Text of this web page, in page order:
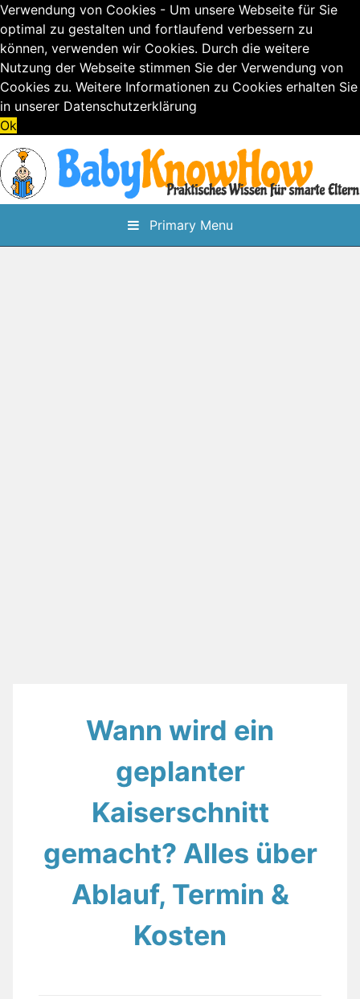
Verwendung von Cookies - Um unsere Webseite für Sie
optimal zu gestalten und fortlaufend verbessern zu
können, verwenden wir Cookies. Durch die weitere
Nutzung der Webseite stimmen Sie der Verwendung von
Cookies zu. Weitere Informationen zu Cookies erhalten Sie
in unserer Datenschutzerklärung
Ok
Skip
to
content
Primary Menu
Wann wird ein
geplanter
Kaiserschnitt
gemacht? Alles über
Ablauf, Termin &
Kosten